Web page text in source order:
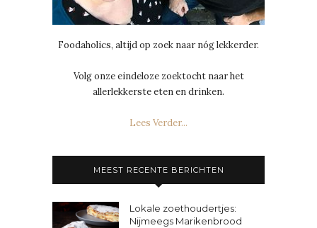
Foodaholics, altijd op zoek naar nóg lekkerder.
Volg onze eindeloze zoektocht naar het
allerlekkerste eten en drinken.
Lees Verder...
MEEST RECENTE BERICHTEN
Lokale zoethoudertjes:
Nijmeegs Marikenbrood